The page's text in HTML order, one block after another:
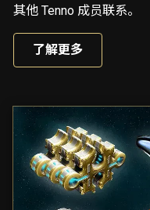
其他 Tenno 成员联系。
了解更多